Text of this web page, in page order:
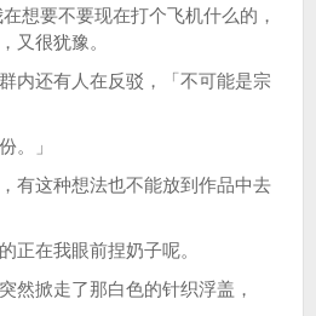
想要不要现在打个飞机什么的，
又很犹豫。
还有人在反驳，「不可能是宗
。」
这种想法也不能放到作品中去
在我眼前捏奶子呢。
掀走了那白色的针织浮盖，